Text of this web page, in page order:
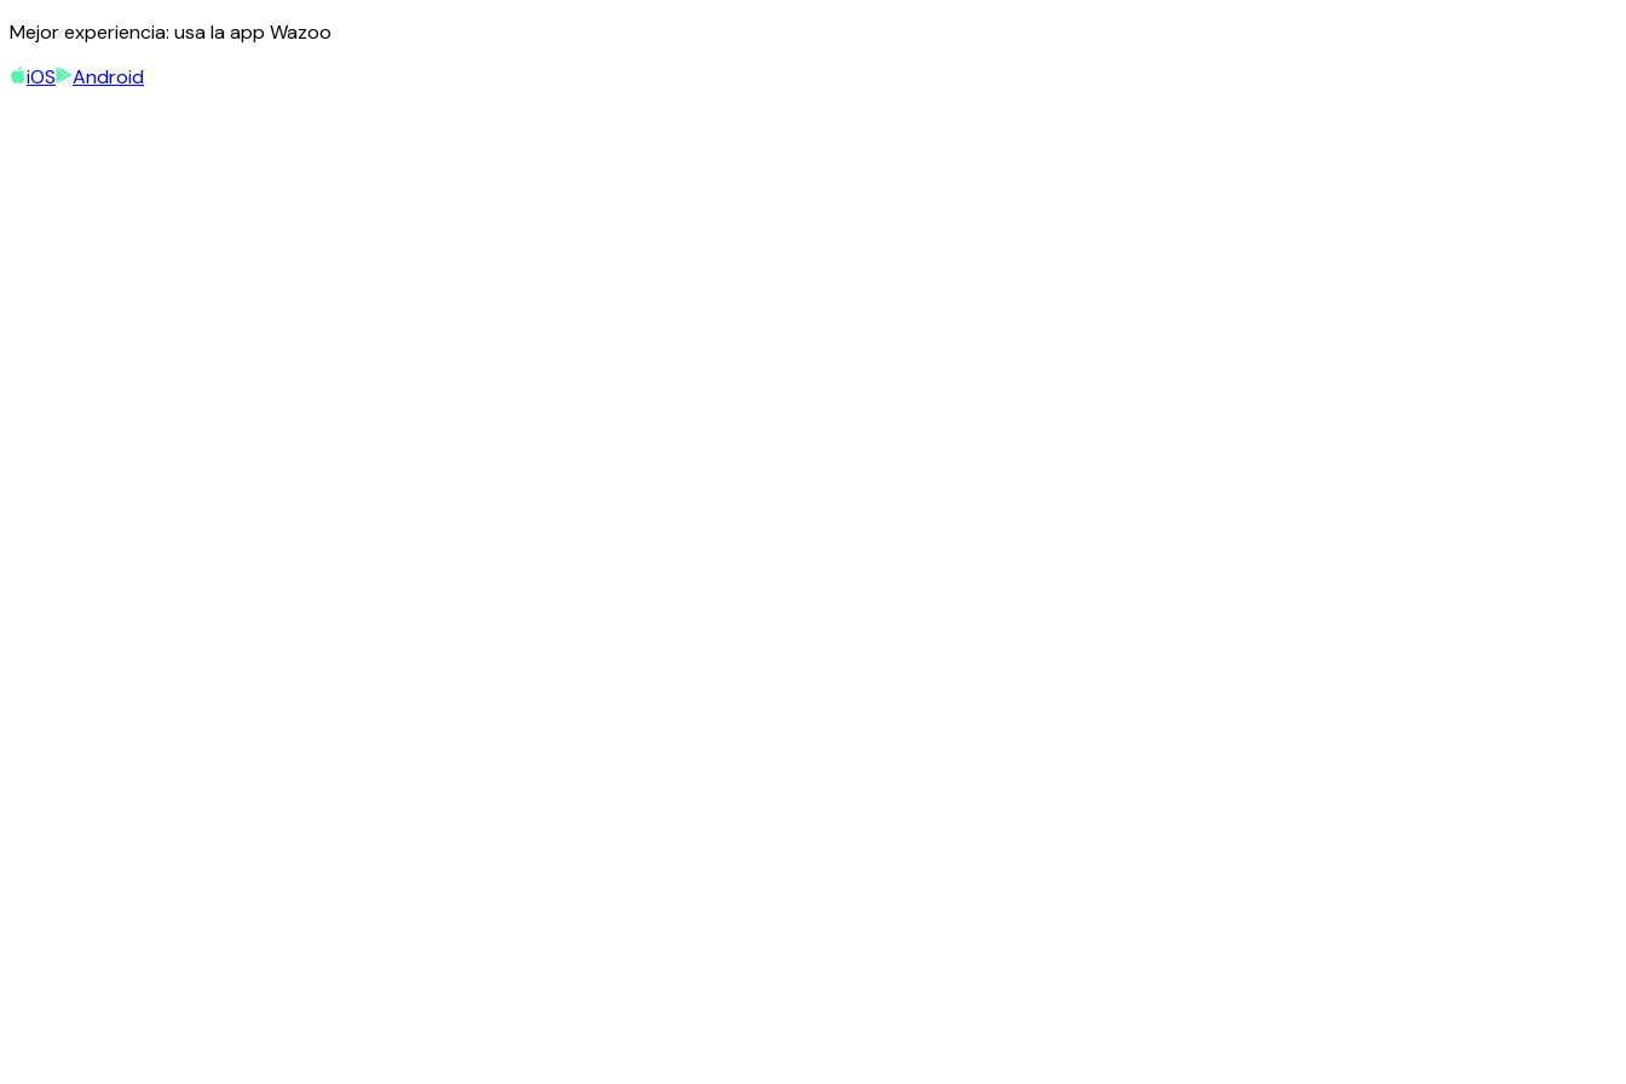
Mejor experiencia: usa la app Wazoo
iOS
Android